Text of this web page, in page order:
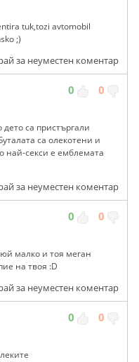
tuk,tozi avtomobil
;)
за неуместен коментар
0 0
са пристъргали
са олекотени и
най-секси е емблемата
за неуместен коментар
0 0
малко и тоя меган
на твоя :D
за неуместен коментар
0 0